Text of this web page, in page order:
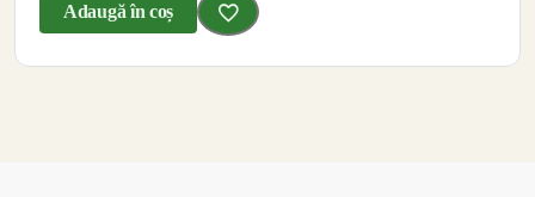
Adaugă în coș